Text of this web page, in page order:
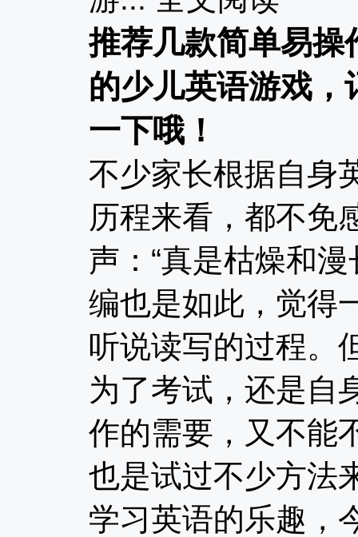
推荐几款简单易操
的少儿英语游戏，
一下哦！
不少家长根据自身
历程来看，都不免
声：“真是枯燥和漫
编也是如此，觉得
听说读写的过程。
为了考试，还是自
作的需要，又不能
也是试过不少方法
学习英语的乐趣，